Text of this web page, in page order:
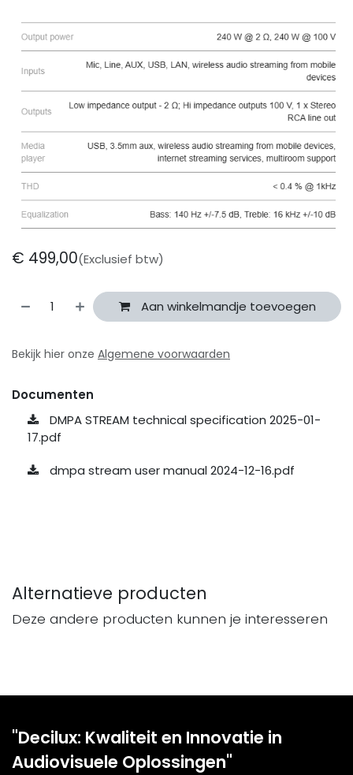
€ 499,00(Exclusief btw)
Aan winkelmandje toevoegen
Bekijk hier onze Algemene voorwaarden
Documenten
DMPA STREAM technical specification 2025-01-
17.pdf
dmpa stream user manual 2024-12-16.pdf
Alternatieve producten
Deze andere producten kunnen je interesseren
"Decilux: Kwaliteit en Innovatie in
Audiovisuele Oplossingen"